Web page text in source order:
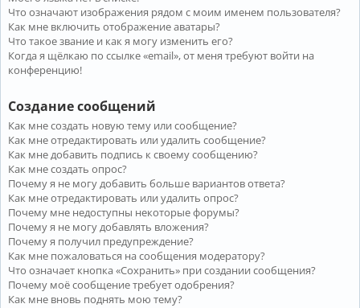
Что означают изображения рядом с моим именем пользователя?
Как мне включить отображение аватары?
Что такое звание и как я могу изменить его?
Когда я щёлкаю по ссылке «email», от меня требуют войти на
конференцию!
Создание сообщений
Как мне создать новую тему или сообщение?
Как мне отредактировать или удалить сообщение?
Как мне добавить подпись к своему сообщению?
Как мне создать опрос?
Почему я не могу добавить больше вариантов ответа?
Как мне отредактировать или удалить опрос?
Почему мне недоступны некоторые форумы?
Почему я не могу добавлять вложения?
Почему я получил предупреждение?
Как мне пожаловаться на сообщения модератору?
Что означает кнопка «Сохранить» при создании сообщения?
Почему моё сообщение требует одобрения?
Как мне вновь поднять мою тему?